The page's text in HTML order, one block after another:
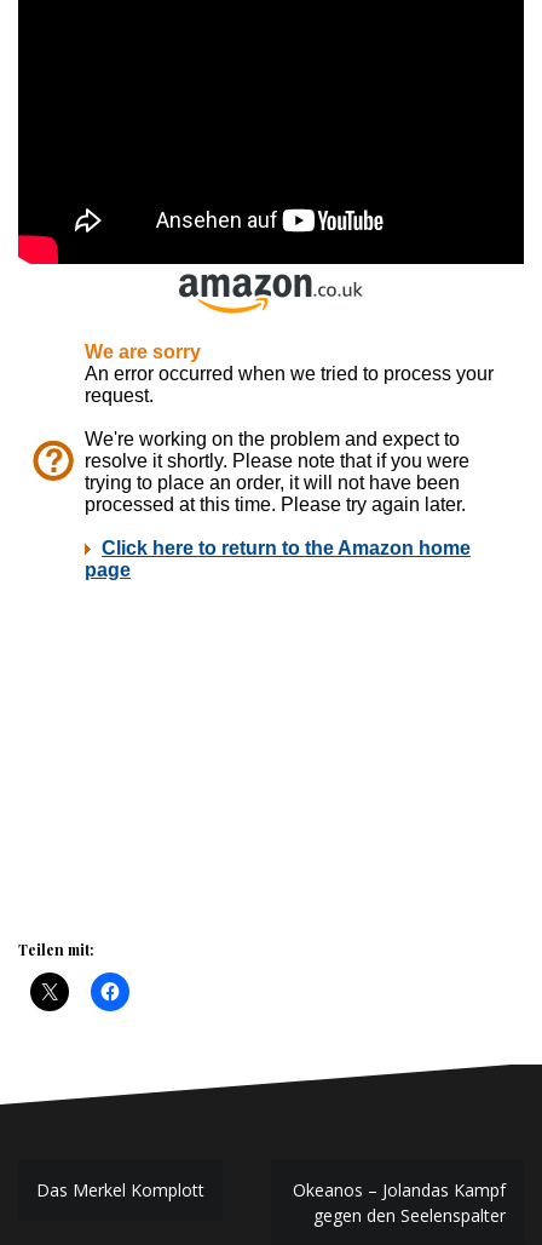
Teilen mit:
Beitragsnavigation
Das Merkel Komplott
Okeanos – Jolandas Kampf
gegen den Seelenspalter